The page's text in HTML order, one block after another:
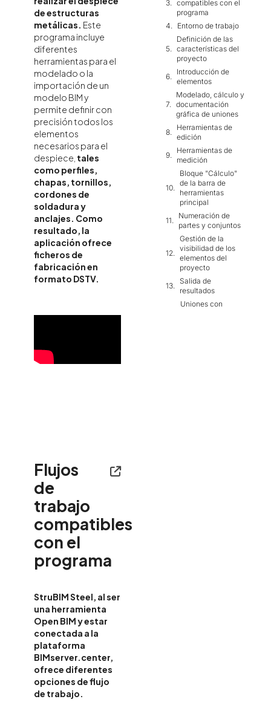
compatibles con el
programa
Entorno de trabajo
Definición de las
características del
proyecto
Introducción de
elementos
Modelado, cálculo y
documentación
gráfica de uniones
Herramientas de
edición
Herramientas de
medición
Bloque "Cálculo"
de la barra de
herramientas
principal
Numeración de
partes y conjuntos
Gestión de la
visibilidad de los
elementos del
proyecto
Salida de
resultados
Uniones con
de estructuras
metálicas. Este
programa incluye
diferentes
herramientas para el
modelado o la
importación de un
modelo BIM y
permite definir con
precisión todos los
elementos
necesarios para el
despiece, tales
como perfiles,
chapas, tornillos,
cordones de
soldadura y
anclajes. Como
resultado, la
aplicación ofrece
ficheros de
fabricación en
formato DSTV.
Flujos
de
trabajo
compatibles
con el
programa
StruBIM Steel, al ser
una herramienta
Open BIM y estar
conectada a la
plataforma
BIMserver.center,
ofrece diferentes
opciones de flujo
de trabajo.